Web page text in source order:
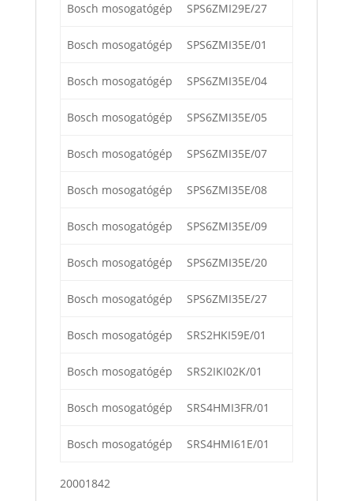
Bosch mosogatógép SPS6ZMI29E/27
Bosch mosogatógép SPS6ZMI35E/01
Bosch mosogatógép SPS6ZMI35E/04
Bosch mosogatógép SPS6ZMI35E/05
Bosch mosogatógép SPS6ZMI35E/07
Bosch mosogatógép SPS6ZMI35E/08
Bosch mosogatógép SPS6ZMI35E/09
Bosch mosogatógép SPS6ZMI35E/20
Bosch mosogatógép SPS6ZMI35E/27
Bosch mosogatógép SRS2HKI59E/01
Bosch mosogatógép SRS2IKI02K/01
Bosch mosogatógép SRS4HMI3FR/01
Bosch mosogatógép SRS4HMI61E/01
20001842